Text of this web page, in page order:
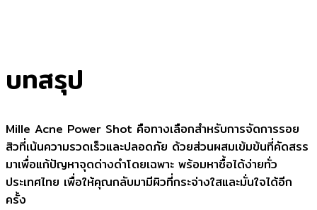
บทสรุป
Mille Acne Power Shot คือทางเลือกสำหรับการจัดการรอย
สิวที่เน้นความรวดเร็วและปลอดภัย ด้วยส่วนผสมเข้มข้นที่คัดสรร
มาเพื่อแก้ปัญหาจุดด่างดำโดยเฉพาะ พร้อมหาซื้อได้ง่ายทั่ว
ประเทศไทย เพื่อให้คุณกลับมามีผิวที่กระจ่างใสและมั่นใจได้อีก
ครั้ง